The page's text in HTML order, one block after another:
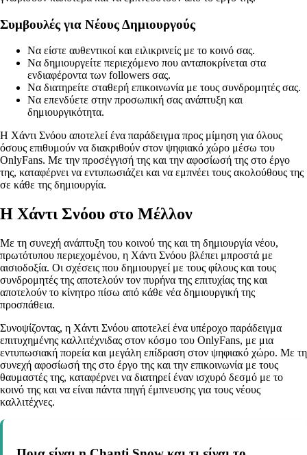
Συμβουλές για Νέους Δημιουργούς
Να είστε αυθεντικοί και ειλικρινείς με το κοινό σας.
Να δημιουργείτε περιεχόμενο που ανταποκρίνεται στα
ενδιαφέροντα των followers σας.
Να διατηρείτε σταθερή επικοινωνία με τους συνδρομητές σας.
Να επενδύετε στην προσωπική σας ανάπτυξη και
δημιουργικότητα.
Η Χάντι Σνόου αποτελεί ένα παράδειγμα προς μίμηση για όλους
όσους επιθυμούν να διακριθούν στον ψηφιακό χώρο μέσω του
OnlyFans. Με την προσέγγισή της και την αφοσίωσή της στο έργο
της, καταφέρνει να εντυπωσιάζει και να εμπνέει τους ακολούθους της
σε κάθε της δημιουργία.
Η Χάντι Σνόου στο Μέλλον
Με τη συνεχή ανάπτυξη του κοινού της και τη δημιουργία νέου,
πρωτότυπου περιεχομένου, η Χάντι Σνόου βλέπει μπροστά με
αισιοδοξία. Οι σχέσεις που δημιουργεί με τους φίλους και τους
συνδρομητές της αποτελούν τον πυρήνα της επιτυχίας της και
αποτελούν το κίνητρο πίσω από κάθε νέα δημιουργική της
προσπάθεια.
Συνοψίζοντας, η Χάντι Σνόου αποτελεί ένα υπέροχο παράδειγμα
επιτυχημένης καλλιτέχνιδας στον κόσμο του OnlyFans, με μια
εντυπωσιακή πορεία και μεγάλη επίδραση στον ψηφιακό χώρο. Με τη
συνεχή αφοσίωσή της στο έργο της και την επικοινωνία με τους
θαυμαστές της, καταφέρνει να διατηρεί έναν ισχυρό δεσμό με το
κοινό της και να είναι πάντα πηγή έμπνευσης για τους νέους
καλλιτέχνες.